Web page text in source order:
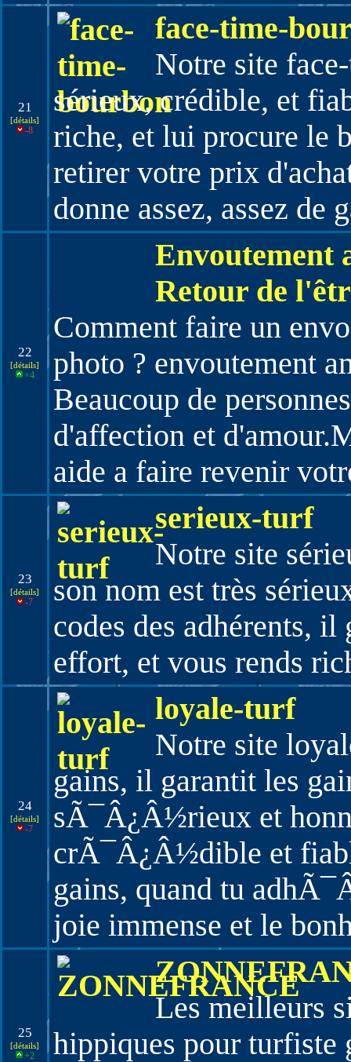
21
[détails]
-8
face-time-
Notre site
sérieux, crédible, et
riche, et lui procure le
retirer votre prix
donne assez, assez de
22
[détails]
+4
Envoutement
Retour de
Comment faire un
photo ? envoutement
Beaucoup de
d'affection et
aide a faire revenir
23
[détails]
-7
serieux-turf
Notre site
son nom est très
codes des adhérents, il
effort, et vous rends
24
[détails]
-7
loyale-turf
Notre site
gains, il garantit les
sÃ¯Â¿Â½rieux et
crÃ¯Â¿Â½dible et
gains, quand tu
joie immense et le
25
[détails]
+2
Les meilleurs
hippiques pour turfiste